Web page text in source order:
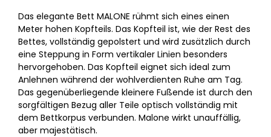
Das elegante Bett MALONE rühmt sich eines einen
Meter hohen Kopfteils. Das Kopfteil ist, wie der Rest des
Bettes, vollständig gepolstert und wird zusätzlich durch
eine Steppung in Form vertikaler Linien besonders
hervorgehoben. Das Kopfteil eignet sich ideal zum
Anlehnen während der wohlverdienten Ruhe am Tag.
Das gegenüberliegende kleinere Fußende ist durch den
sorgfältigen Bezug aller Teile optisch vollständig mit
dem Bettkorpus verbunden. Malone wirkt unauffällig,
aber majestätisch.